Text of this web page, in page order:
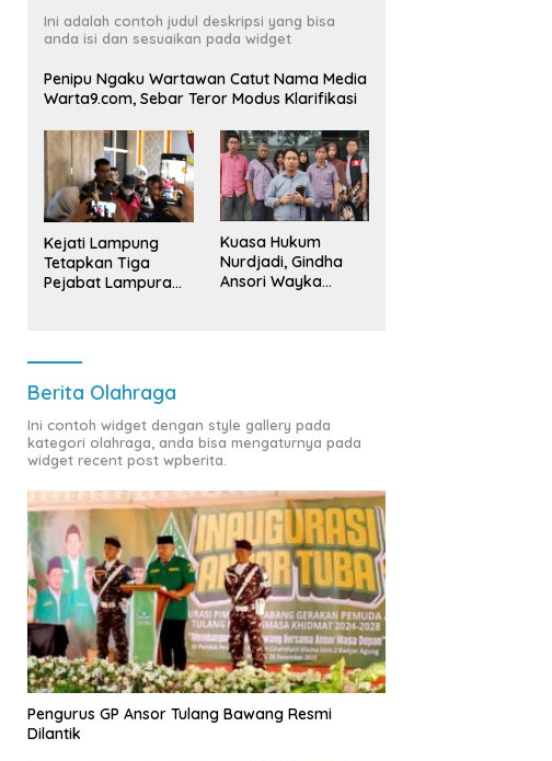
Ini adalah contoh judul deskripsi yang bisa
anda isi dan sesuaikan pada widget
Penipu Ngaku Wartawan Catut Nama Media
Warta9.com, Sebar Teror Modus Klarifikasi
Kejati Lampung
Tetapkan Tiga
Pejabat Lampura
Kuasa Hukum
Nurdjadi, Gindha
Ansori Wayka
Berita Olahraga
Ini contoh widget dengan style gallery pada
kategori olahraga, anda bisa mengaturnya pada
widget recent post wpberita.
Pengurus GP Ansor Tulang Bawang Resmi
Dilantik